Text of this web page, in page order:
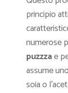
principio
numerose
puzzzae
assume
soia o